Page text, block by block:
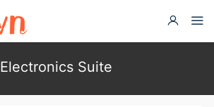
Electronics Suite